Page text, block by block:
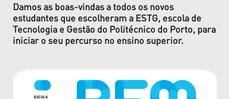
Damos as boas-vindas a todos os novos
estudantes que escolheram a ESTG, escola de
Tecnologia e Gestão do Politécnico do Porto, para
iniciar o seu percurso no ensino superior.